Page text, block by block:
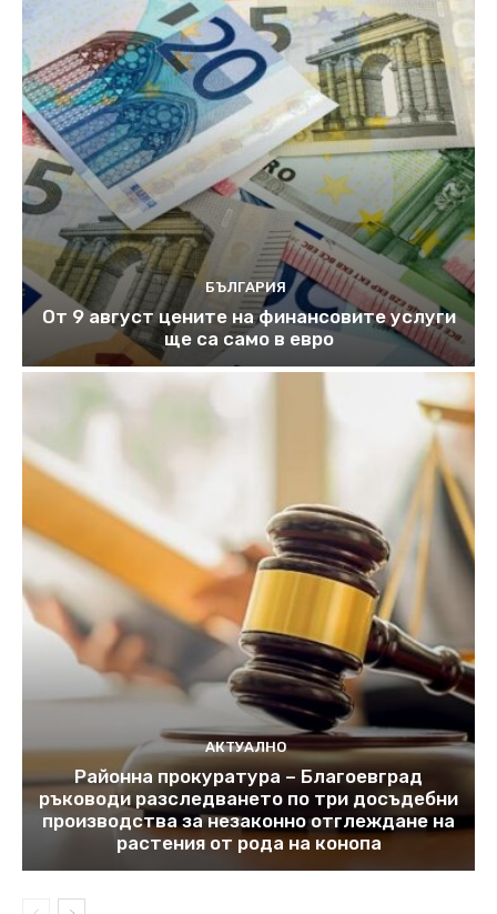
БЪЛГАРИЯ
От 9 август цените на финансовите услуги
ще са само в евро
АКТУАЛНО
Районна прокуратура – Благоевград
ръководи разследването по три досъдебни
производства за незаконно отглеждане на
растения от рода на конопа